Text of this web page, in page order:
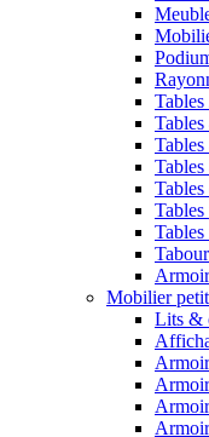
Tables
Tables
Tables
Tables
Tables
Tables
Mobilier
Lits &